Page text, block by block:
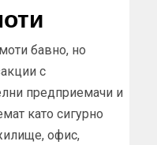
бавно, но
с
предприемачи и
като сигурно
офис,